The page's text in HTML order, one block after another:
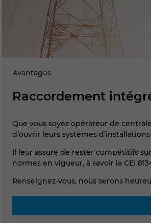
Avantages
Raccordement
Que vous soyez opérateur de
d’ouvrir leurs systèmes
Il leur assure de rester compétitifs
normes en vigueur, à savoir la CEI
Renseignez-vous, nous serons